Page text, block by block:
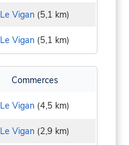
Le Vigan(5,1 km)
Le Vigan(5,1 km)
Commerces
Le Vigan(4,5 km)
Le Vigan(2,9 km)